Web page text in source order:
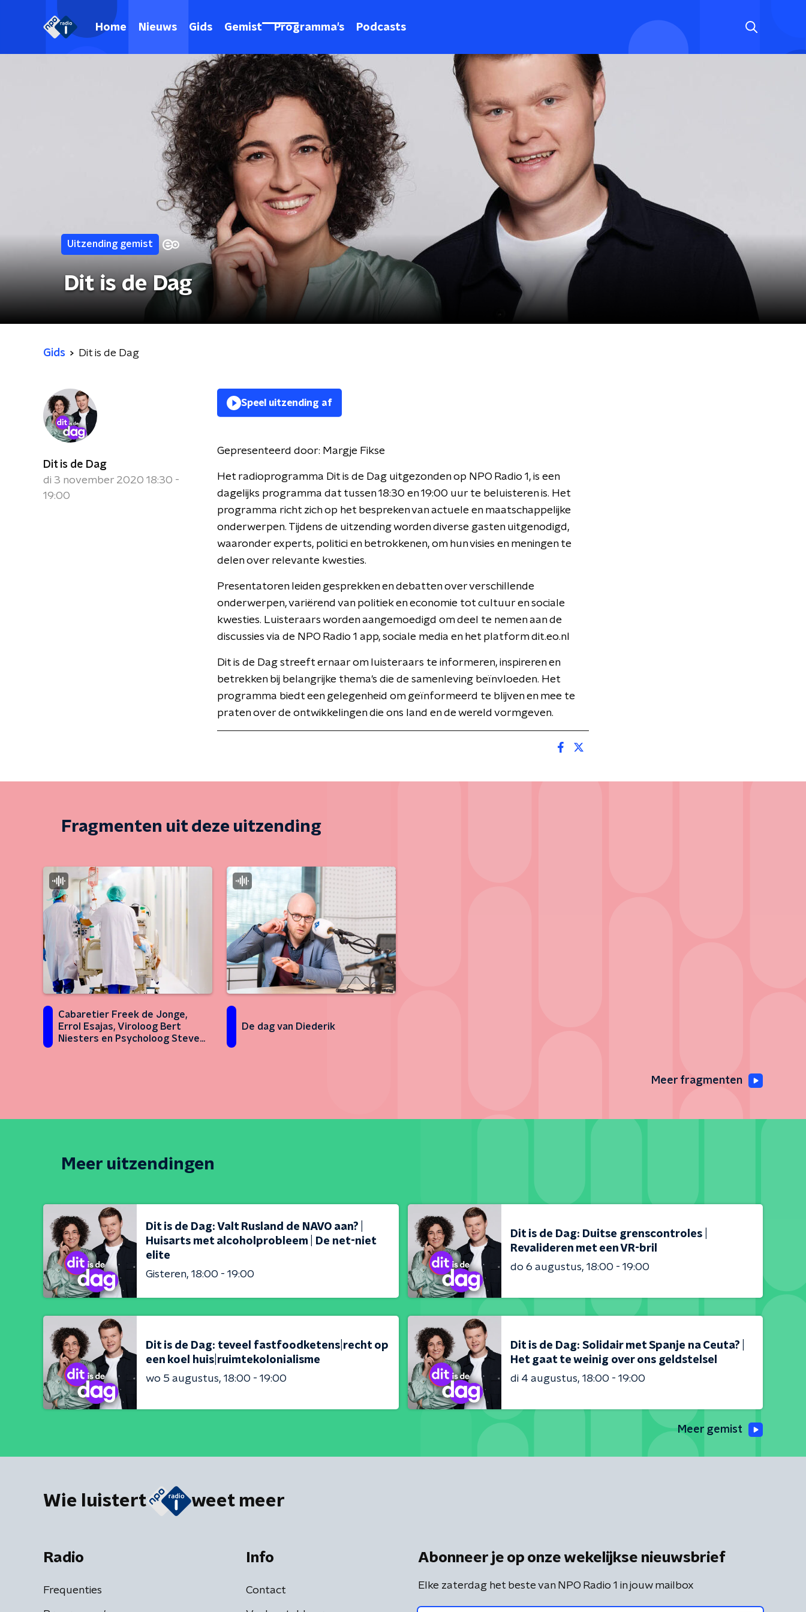
Home Nieuws Gids Gemist Programma's Podcasts
Uitzending gemist
Dit is de Dag
Gids Dit is de Dag
Dit is de Dag
di 3 november 2020 18:30 -
19:00
Speel uitzending af
Gepresenteerd door: Margje Fikse
Het radioprogramma Dit is de Dag uitgezonden op NPO Radio 1, is een
dagelijks programma dat tussen 18:30 en 19:00 uur te beluisteren is. Het
programma richt zich op het bespreken van actuele en maatschappelijke
onderwerpen. Tijdens de uitzending worden diverse gasten uitgenodigd,
waaronder experts, politici en betrokkenen, om hun visies en meningen te
delen over relevante kwesties.
Presentatoren leiden gesprekken en debatten over verschillende
onderwerpen, variërend van politiek en economie tot cultuur en sociale
kwesties. Luisteraars worden aangemoedigd om deel te nemen aan de
discussies via de NPO Radio 1 app, sociale media en het platform dit.eo.nl
Dit is de Dag streeft ernaar om luisteraars te informeren, inspireren en
betrekken bij belangrijke thema's die de samenleving beïnvloeden. Het
programma biedt een gelegenheid om geïnformeerd te blijven en mee te
praten over de ontwikkelingen die ons land en de wereld vormgeven.
Fragmenten uit deze uitzending
Cabaretier Freek de Jonge,
Errol Esajas, Viroloog Bert
Niesters en Psycholoog Steven
De dag van Diederik
Meer fragmenten
Meer uitzendingen
Dit is de Dag: Valt Rusland de NAVO aan? |
Huisarts met alcoholprobleem | De net-niet
elite
Gisteren 18:00 - 19:00
Dit is de Dag: Duitse grenscontroles |
Revalideren met een VR-bril
do 6 augustus 18:00 - 19:00
Dit is de Dag: teveel fastfoodketens|recht op
een koel huis|ruimtekolonialisme
wo 5 augustus 18:00 - 19:00
Dit is de Dag: Solidair met Spanje na Ceuta? |
Het gaat te weinig over ons geldstelsel
di 4 augustus 18:00 - 19:00
Meer gemist
Wie luistert weet meer
Radio
Frequenties
Info
Contact
Abonneer je op onze wekelijkse nieuwsbrief
Elke zaterdag het beste van NPO Radio 1 in jouw mailbox